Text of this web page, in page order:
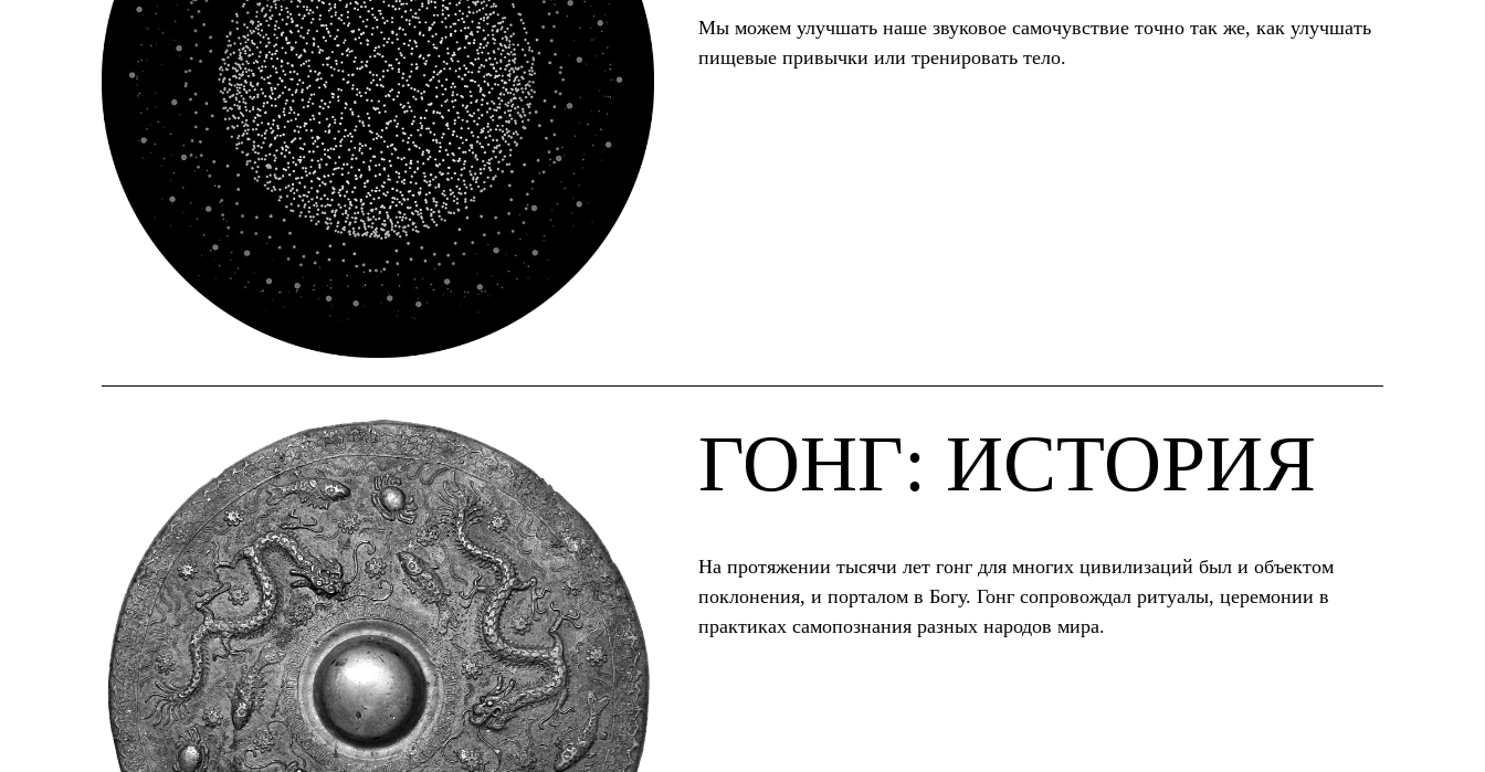
Мы можем улучшать наше звуковое самочувствие точно так же, как улучшать
пищевые привычки или тренировать тело.
ГОНГ: ИСТОРИЯ
На протяжении тысячи лет гонг для многих цивилизаций был и объектом
поклонения, и порталом в Богу. Гонг сопровождал ритуалы, церемонии в
практиках самопознания разных народов мира.